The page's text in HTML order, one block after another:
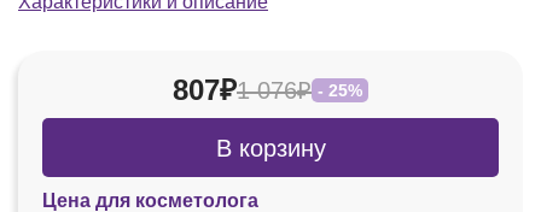
807₽1 076₽ - 25%
В корзину
Цена для косметолога